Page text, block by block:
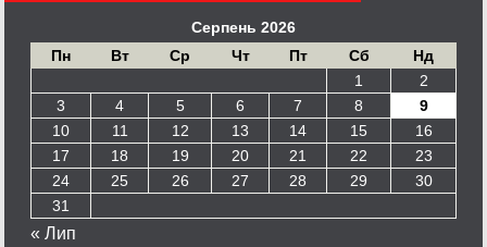
Серпень 2026
Пн
Вт Ср Чт Пт Сб
Нд
1
2
3
4 5 6 7 8
9
10
11 12 13 14 15
16
17
18 19 20 21 22
23
24
25 26 27 28 29
30
31
« Лип